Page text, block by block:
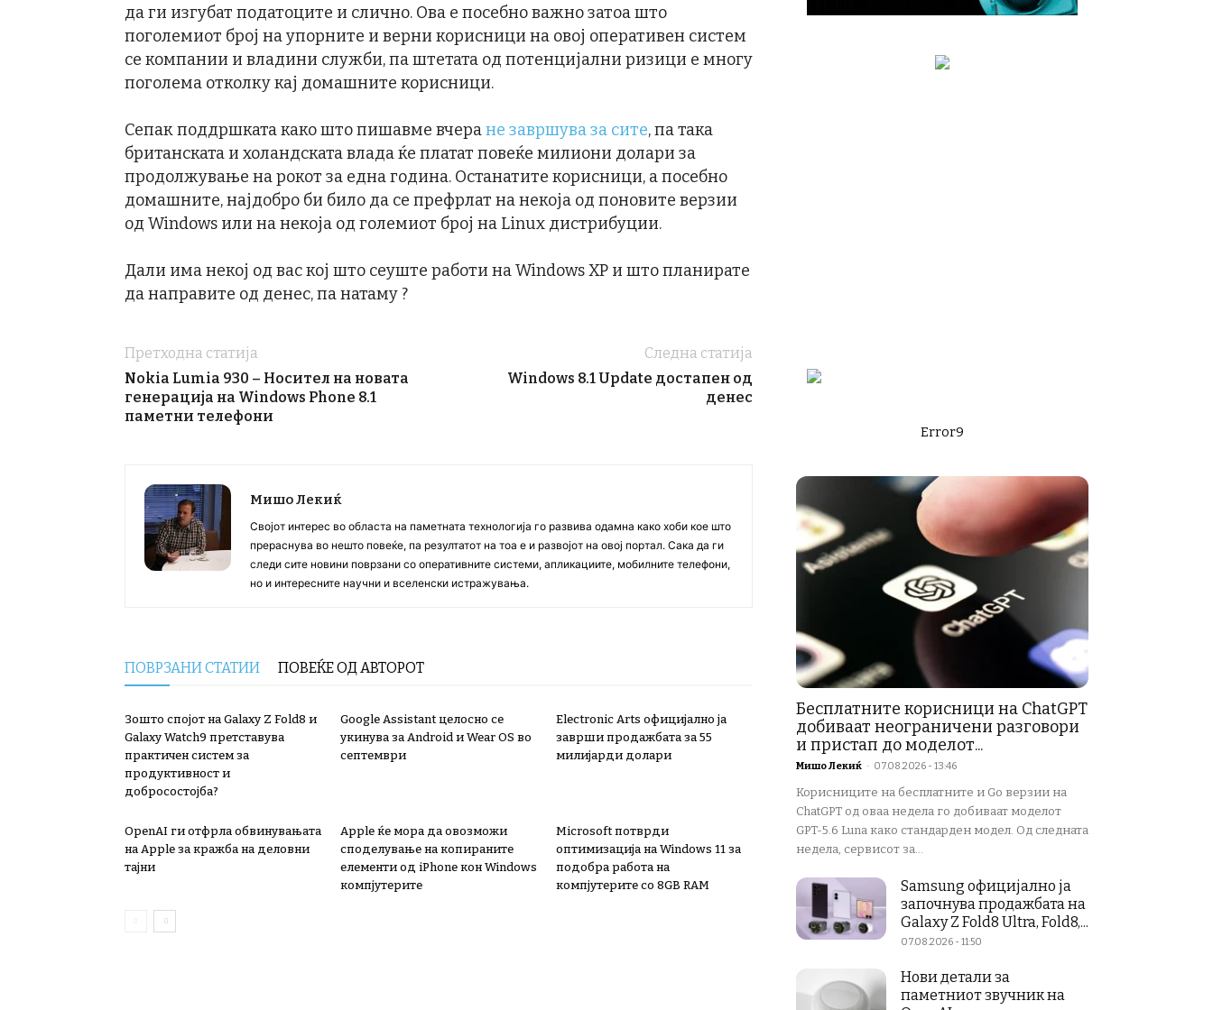
да ги изгубат податоците и слично. Ова е посебно важно затоа што
поголемиот број на упорните и верни корисници на овој оперативен систем
се компании и владини служби, па штетата од потенцијални ризици е многу
поголема отколку кај домашните корисници.
Сепак поддршката како што пишавме вчеране завршува за сите, па така
британската и холандската влада ќе платат повеќе милиони долари за
продолжување на рокот за една година. Останатите корисници, а посебно
домашните, најдобро би било да се префрлат на некоја од поновите верзии
од Windows или на некоја од големиот број на Linux дистрибуции.
Дали има некој од вас кој што сеуште работи на Windows XP и што планирате
да направите од денес, па натаму ?
Претходна статија
Nokia Lumia 930 – Носител на новата
генерација на Windows Phone 8.1
паметни телефони
Следна статија
Windows 8.1 Update достапен од
денес
Мишо Лекиќ
Својот интерес во областа на паметната технологија го развива одамна како хоби кое што
прераснува во нешто повеќе, па резултатот на тоа е и развојот на овој портал. Сака да ги
следи сите новини поврзани со оперативните системи, апликациите, мобилните телефони,
но и интересните научни и вселенски истражувања.
ПОВРЗАНИ СТАТИИ ПОВЕЌЕ ОД АВТОРОТ
Зошто спојот на Galaxy Z Fold8 и
Galaxy Watch9 претставува
практичен систем за
продуктивност и
добросостојба?
Google Assistant целосно се
укинува за Android и Wear OS во
септември
Electronic Arts официјално ја
заврши продажбата за 55
милијарди долари
OpenAI ги отфрла обвинувањата
на Apple за кражба на деловни
тајни
Apple ќе мора да овозможи
споделување на копираните
елементи од iPhone кон Windows
компјутерите
Microsoft потврди
оптимизација на Windows 11 за
подобра работа на
компјутерите со 8GB RAM
Error9
Бесплатните корисници на ChatGPT
добиваат неограничени разговори
и пристап до моделот...
Мишо Лекиќ - 07.08.2026 - 13:46
Корисниците на бесплатните и Go верзии на
ChatGPT од оваа недела го добиваат моделот
GPT-5.6 Luna како стандарден модел. Од следната
недела, сервисот за...
Samsung официјално ја
започнува продажбата на
Galaxy Z Fold8 Ultra, Fold8,...
07.08.2026 - 11:50
Нови детали за
паметниот звучник на